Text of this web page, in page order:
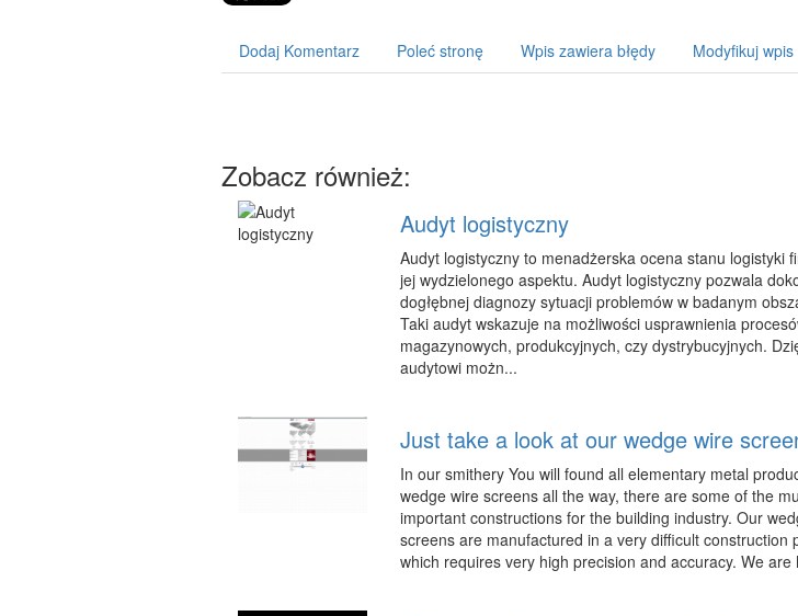
Dodaj Komentarz Poleć stronę Wpis zawiera błędy Modyfikuj wpis
Zobacz również:
Audyt logistyczny
Audyt logistyczny to menadżerska ocena stanu logistyki
jej wydzielonego aspektu. Audyt logistyczny pozwala
dogłębnej diagnozy sytuacji problemów w badanym
Taki audyt wskazuje na możliwości usprawnienia
magazynowych, produkcyjnych, czy dystrybucyjnych.
audytowi możn...
Just take a look at our wedge wire
In our smithery You will found all elementary metal
wedge wire screens all the way, there are some of the
important constructions for the building industry. Our
screens are manufactured in a very difficult construction
which requires very high precision and accuracy. We are